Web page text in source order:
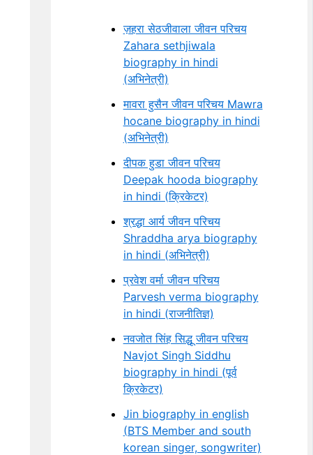
ज़हरा सेठजीवाला जीवन परिचय
Zahara sethjiwala
biography in hindi
(अभिनेत्री)
मावरा हुसैन जीवन परिचय Mawra
hocane biography in hindi
(अभिनेत्री)
दीपक हुडा जीवन परिचय
Deepak hooda biography
in hindi (क्रिकेटर)
श्रद्धा आर्य जीवन परिचय
Shraddha arya biography
in hindi (अभिनेत्री)
प्रवेश वर्मा जीवन परिचय
Parvesh verma biography
in hindi (राजनीतिज्ञ)
नवजोत सिंह सिद्धू जीवन परिचय
Navjot Singh Siddhu
biography in hindi (पूर्व
क्रिकेटर)
Jin biography in english
(BTS Member and south
korean singer, songwriter)